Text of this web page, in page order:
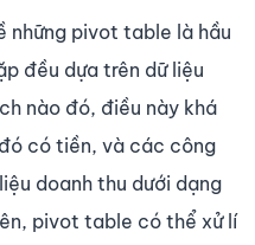
những pivot table là hầu
đều dựa trên dữ liệu
nào đó, điều này khá
có tiền, và các công
doanh thu dưới dạng
pivot table có thể xử lí